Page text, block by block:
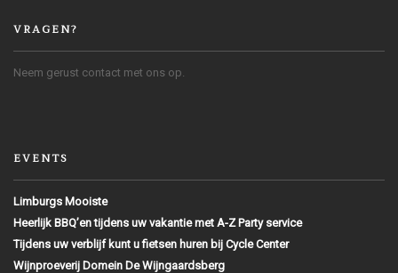
VRAGEN?
Neem gerust contact met ons op.
EVENTS
Limburgs Mooiste
Heerlijk BBQ’en tijdens uw vakantie met A-Z Party service
Tijdens uw verblijf kunt u fietsen huren bij Cycle Center
Wijnproeverij Domein De Wijngaardsberg